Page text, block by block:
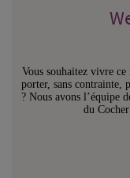
Vous souhaitez vivre
porter, sans contrainte,
? Nous avons l’équipe
du